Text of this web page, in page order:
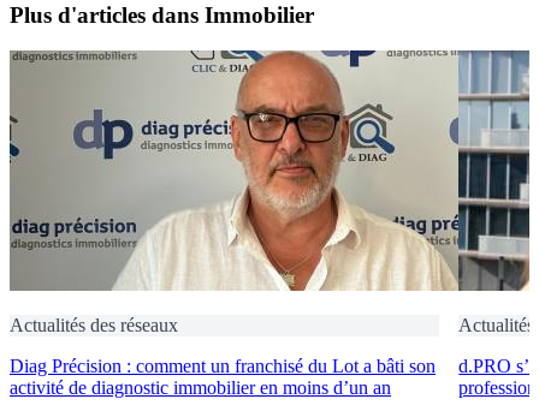
Plus d'articles dans Immobilier
Actualités des réseaux
Diag Précision : comment un franchisé du Lot a bâti son
activité de diagnostic immobilier en moins d’un an
Actualités
d.PRO